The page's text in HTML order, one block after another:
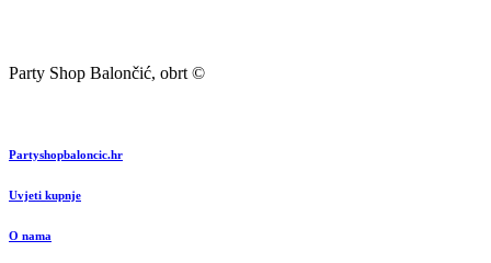
Party Shop Balončić, obrt ©
Partyshopbaloncic.hr
Uvjeti kupnje
O nama